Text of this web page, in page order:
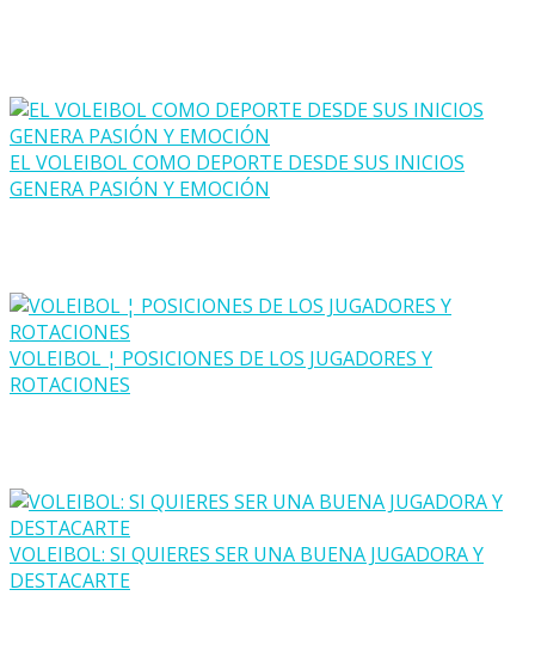
EL VOLEIBOL COMO DEPORTE DESDE SUS INICIOS
GENERA PASIÓN Y EMOCIÓN
VOLEIBOL ¦ POSICIONES DE LOS JUGADORES Y
ROTACIONES
VOLEIBOL: SI QUIERES SER UNA BUENA JUGADORA Y
DESTACARTE